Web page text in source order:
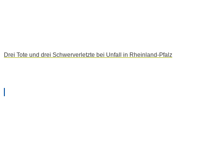
Drei Tote und drei Schwerverletzte bei Unfall in Rheinland-Pfalz